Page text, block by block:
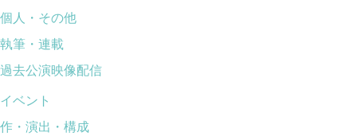
個人・その他
執筆・連載
過去公演映像配信
イベント
作・演出・構成